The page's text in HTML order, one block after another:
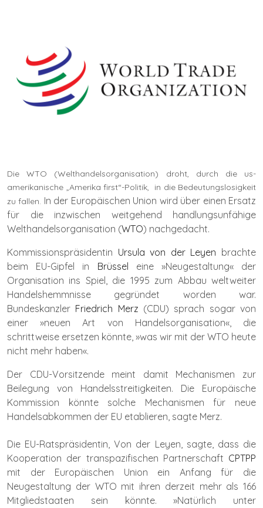
Die WTO (Welthandelsorganisation) droht, durch die us-
amerikanische „Amerika first“-Politik, in die Bedeutungslosigkeit
zu fallen. In der Europäischen Union wird über einen Ersatz
für die inzwischen weitgehend handlungsunfähige
Welthandelsorganisation (WTO) nachgedacht.
Kommissionspräsidentin Ursula von der Leyen brachte
beim EU-Gipfel in Brüssel eine »Neugestaltung« der
Organisation ins Spiel, die 1995 zum Abbau weltweiter
Handelshemmnisse gegründet worden war.
Bundeskanzler Friedrich Merz (CDU) sprach sogar von
einer »neuen Art von Handelsorganisation«, die
schrittweise ersetzen könnte, »was wir mit der WTO heute
nicht mehr haben«.
Der CDU-Vorsitzende meint damit Mechanismen zur
Beilegung von Handelsstreitigkeiten. Die Europäische
Kommission könnte solche Mechanismen für neue
Handelsabkommen der EU etablieren, sagte Merz.
Die EU-Ratspräsidentin, Von der Leyen, sagte, dass die
Kooperation der transpazifischen Partnerschaft CPTPP
mit der Europäischen Union ein Anfang für die
Neugestaltung der WTO mit ihren derzeit mehr als 166
Mitgliedstaaten sein könnte. »Natürlich unter